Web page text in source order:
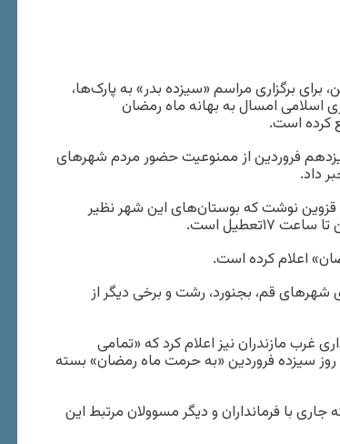
برگزاری مراسم «سیزده بدر» به پارک‌ها،
اسلامی امسال به بهانه ماه رمضان
کرده است.
فروردین از ممنوعیت حضور مردم شهرهای
داد.
قزوین نوشت که بوستان‌های این شهر نظیر
اعلام کرده است.
شهرهای قم، بجنورد، رشت و برخی دیگر از
غرب مازندران نیز اعلام کرد که «تمامی
سیزده فروردین «به حرمت ماه رمضان» بسته
با فرمانداران و دیگر مسوولان مرتبط این